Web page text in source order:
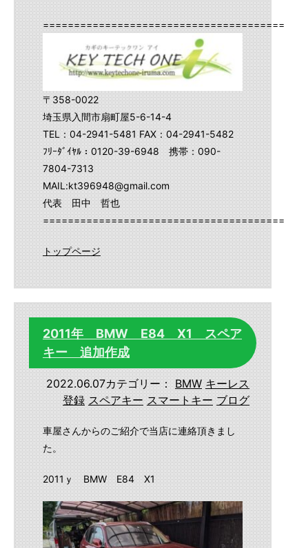
〒358-0022
埼玉県入間市扇町屋5-6-14-4
TEL：04-2941-5481 FAX：04-2941-5482
ﾌﾘｰﾀﾞｲﾔﾙ：0120-39-6948 携帯：090-
7804-7313
MAIL:kt396948@gmail.com
代表 田中 哲也
トップページ
2011年 BMW E84 X1 スペア
キー 追加作成
2022.06.07カテゴリー： BMW キーレス
登録 スペアキー スマートキー ブログ
車屋さんからのご紹介で当店に連絡頂きまし
た。
2011ｙ BMW E84 X1